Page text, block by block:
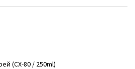
(CX-80 / 250ml)